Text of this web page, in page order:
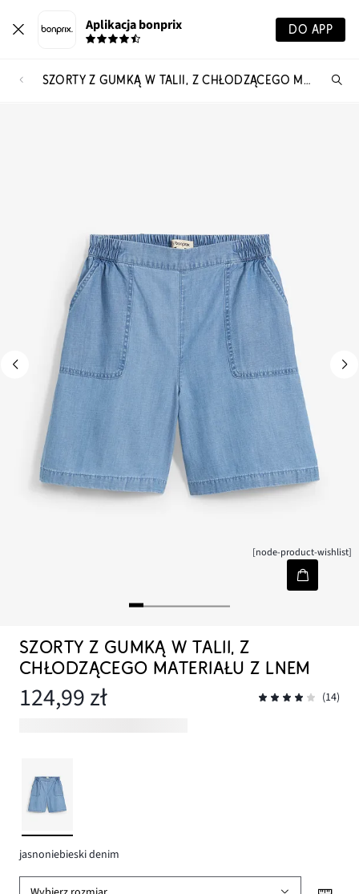
Aplikacja bonprix DO APP
SZORTY Z GUMKĄ W TALII, Z CHŁODZĄCEGO MATERIAŁU Z LNEM
[node-product-wishlist]
SZORTY Z GUMKĄ W TALII, Z
CHŁODZĄCEGO MATERIAŁU Z LNEM
124,99 zł (14)
jasnoniebieski denim